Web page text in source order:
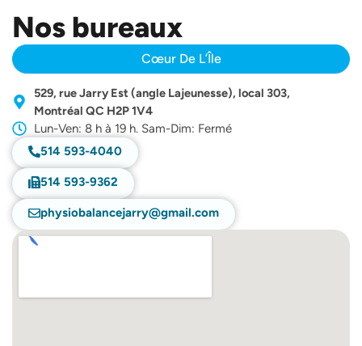
Nos bureaux
Cœur De L’Île
529, rue Jarry Est (angle Lajeunesse), local 303,
Montréal QC H2P 1V4
Lun-Ven: 8 h à 19 h. Sam-Dim: Fermé
514 593-4040
514 593-9362
physiobalancejarry@gmail.com